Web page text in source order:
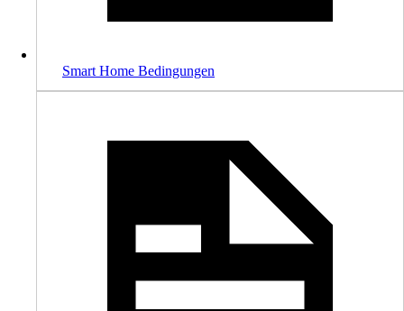
Smart Home Bedingungen